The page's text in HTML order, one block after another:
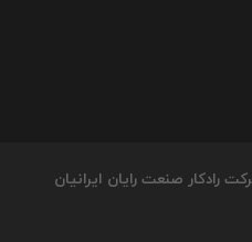
رادکار صنعت رایان ایرانیان